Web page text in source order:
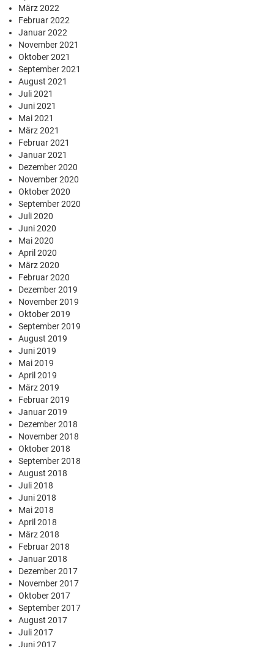
März 2022
Februar 2022
Januar 2022
November 2021
Oktober 2021
September 2021
August 2021
Juli 2021
Juni 2021
Mai 2021
März 2021
Februar 2021
Januar 2021
Dezember 2020
November 2020
Oktober 2020
September 2020
Juli 2020
Juni 2020
Mai 2020
April 2020
März 2020
Februar 2020
Dezember 2019
November 2019
Oktober 2019
September 2019
August 2019
Juni 2019
Mai 2019
April 2019
März 2019
Februar 2019
Januar 2019
Dezember 2018
November 2018
Oktober 2018
September 2018
August 2018
Juli 2018
Juni 2018
Mai 2018
April 2018
März 2018
Februar 2018
Januar 2018
Dezember 2017
November 2017
Oktober 2017
September 2017
August 2017
Juli 2017
Juni 2017